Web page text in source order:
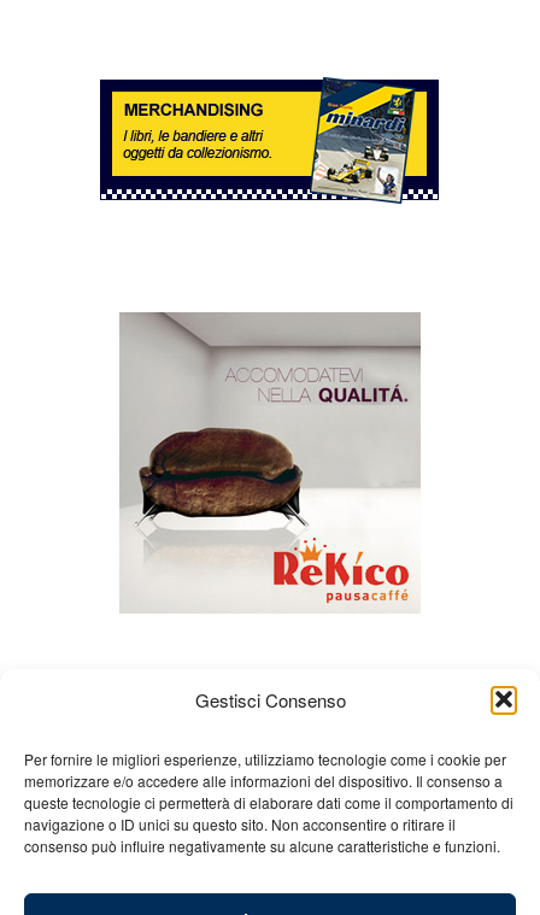
Gestisci Consenso
Per fornire le migliori esperienze, utilizziamo tecnologie come i cookie per
memorizzare e/o accedere alle informazioni del dispositivo. Il consenso a
queste tecnologie ci permetterà di elaborare dati come il comportamento di
navigazione o ID unici su questo sito. Non acconsentire o ritirare il
consenso può influire negativamente su alcune caratteristiche e funzioni.
Chi siamo Gian Carlo Minardi
Gear
Merchandising
Partners Contatti